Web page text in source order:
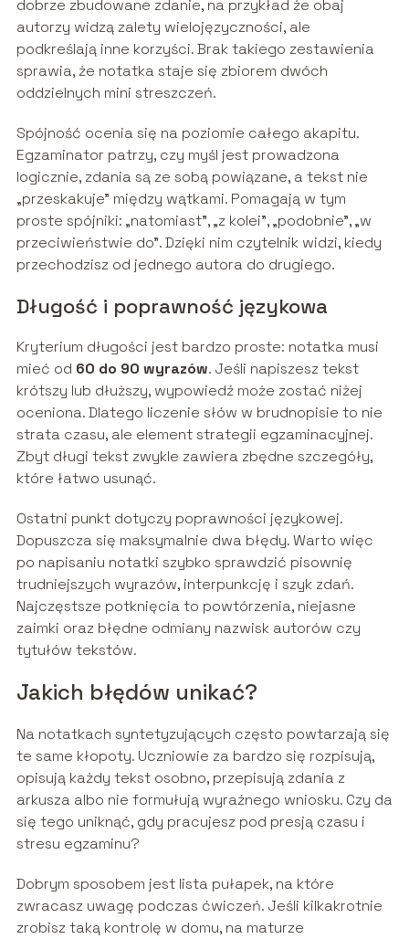
dobrze zbudowane zdanie, na przykład że obaj
autorzy widzą zalety wielojęzyczności, ale
podkreślają inne korzyści. Brak takiego zestawienia
sprawia, że notatka staje się zbiorem dwóch
oddzielnych mini streszczeń.
Spójność ocenia się na poziomie całego akapitu.
Egzaminator patrzy, czy myśl jest prowadzona
logicznie, zdania są ze sobą powiązane, a tekst nie
„przeskakuje” między wątkami. Pomagają w tym
proste spójniki: „natomiast”, „z kolei”, „podobnie”, „w
przeciwieństwie do”. Dzięki nim czytelnik widzi, kiedy
przechodzisz od jednego autora do drugiego.
Długość i poprawność językowa
Kryterium długości jest bardzo proste: notatka musi
mieć od 60 do 90 wyrazów. Jeśli napiszesz tekst
krótszy lub dłuższy, wypowiedź może zostać niżej
oceniona. Dlatego liczenie słów w brudnopisie to nie
strata czasu, ale element strategii egzaminacyjnej.
Zbyt długi tekst zwykle zawiera zbędne szczegóły,
które łatwo usunąć.
Ostatni punkt dotyczy poprawności językowej.
Dopuszcza się maksymalnie dwa błędy. Warto więc
po napisaniu notatki szybko sprawdzić pisownię
trudniejszych wyrazów, interpunkcję i szyk zdań.
Najczęstsze potknięcia to powtórzenia, niejasne
zaimki oraz błędne odmiany nazwisk autorów czy
tytułów tekstów.
Jakich błędów unikać?
Na notatkach syntetyzujących często powtarzają się
te same kłopoty. Uczniowie za bardzo się rozpisują,
opisują każdy tekst osobno, przepisują zdania z
arkusza albo nie formułują wyraźnego wniosku. Czy da
się tego uniknąć, gdy pracujesz pod presją czasu i
stresu egzaminu?
Dobrym sposobem jest lista pułapek, na które
zwracasz uwagę podczas ćwiczeń. Jeśli kilkakrotnie
zrobisz taką kontrolę w domu, na maturze